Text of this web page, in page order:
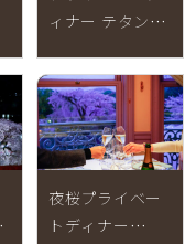
ィナー テタンジ
日～5月31日 終
了】
夜桜プライベー
トディナー